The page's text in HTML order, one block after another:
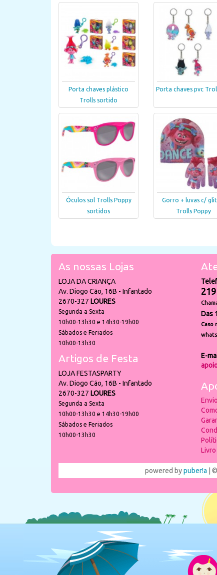
Porta chaves plástico
Trolls sortido
Porta chaves pvc
Óculos sol Trolls Poppy
sortidos
Gorro + luvas c/
Trolls Poppy
As nossas Lojas
LOJA DA CRIANÇA
Av. Diogo Cão, 16B - Infantado
2670-327 LOURES
Segunda a Sexta
10h00-13h30 e 14h30-19h00
Sábados e Feriados
10h00-13h30
Artigos de Festa
LOJA FESTASPARTY
Av. Diogo Cão, 16B - Infantado
2670-327 LOURES
Segunda a Sexta
10h00-13h30 e 14h30-19h00
Sábados e Feriados
10h00-13h30
Das
Caso
E-
powered bypuber!a |